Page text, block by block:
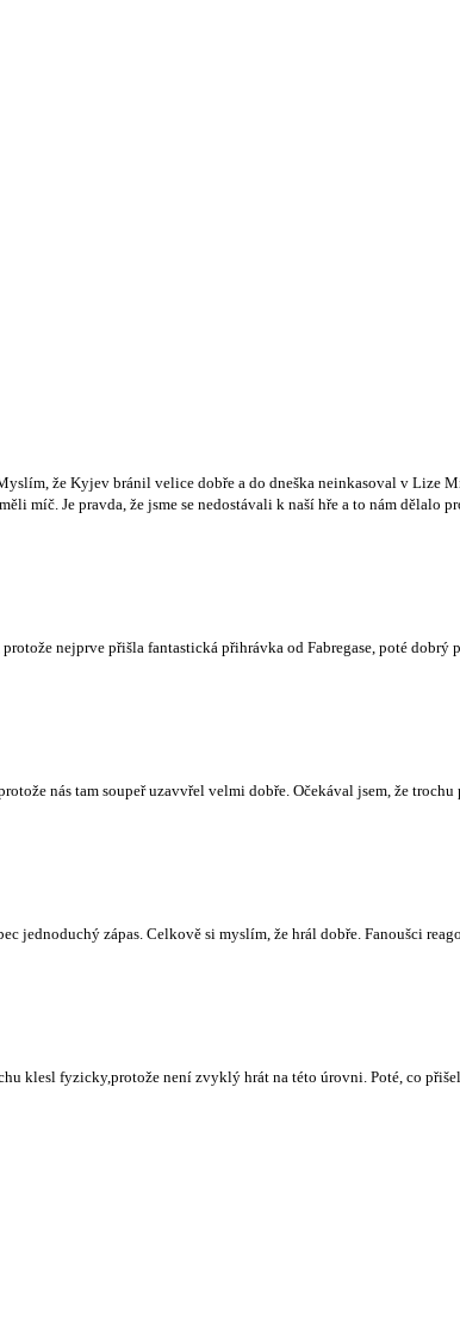
že Kyjev bránil velice dobře a do dneška neinkasoval v Lize
míč. Je pravda, že jsme se nedostávali k naší hře a to nám dělalo
nejprve přišla fantastická přihrávka od Fabregase, poté dobrý
nás tam soupeř uzavvřel velmi dobře. Očekával jsem, že
jednoduchý zápas. Celkově si myslím, že hrál dobře. Fanoušci
klesl fyzicky,protože není zvyklý hrát na této úrovni. Poté, co